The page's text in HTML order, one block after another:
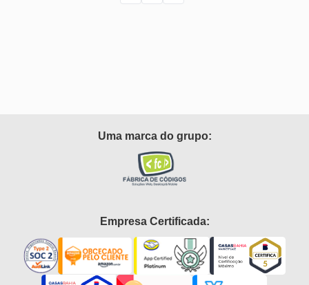
Uma marca do grupo:
Empresa Certificada: